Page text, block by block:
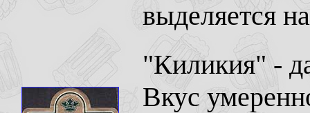
выделяется
"Киликия" -
Вкус